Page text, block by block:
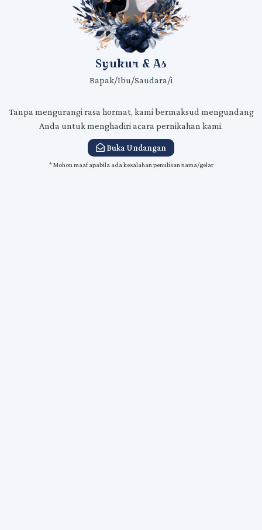
Syukur & As
Bapak/Ibu/Saudara/i
Tanpa mengurangi rasa hormat, kami bermaksud mengundang
Anda untuk menghadiri acara pernikahan kami.
Buka Undangan